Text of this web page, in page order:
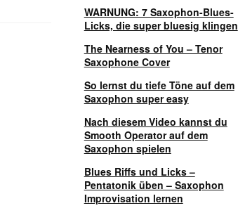
WARNUNG: 7 Saxophon-Blues-
Licks, die super bluesig klingen
The Nearness of You – Tenor
Saxophone Cover
So lernst du tiefe Töne auf dem
Saxophon super easy
Nach diesem Video kannst du
Smooth Operator auf dem
Saxophon spielen
Blues Riffs und Licks –
Pentatonik üben – Saxophon
Improvisation lernen